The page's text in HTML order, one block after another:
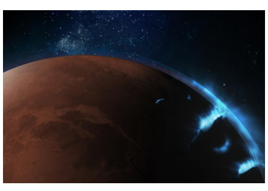
Image